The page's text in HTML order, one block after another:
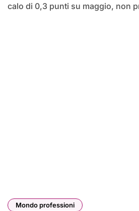
calo di 0,3 punti su maggio, non
Mondo professioni